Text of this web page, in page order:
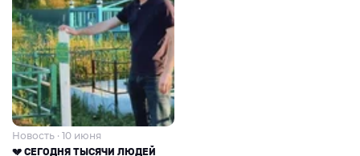
Новость · 10 июня
💔 СЕГОДНЯ ТЫСЯЧИ ЛЮДЕЙ